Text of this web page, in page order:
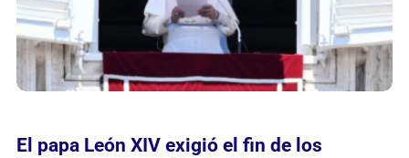
El papa León XIV exigió el fin de los